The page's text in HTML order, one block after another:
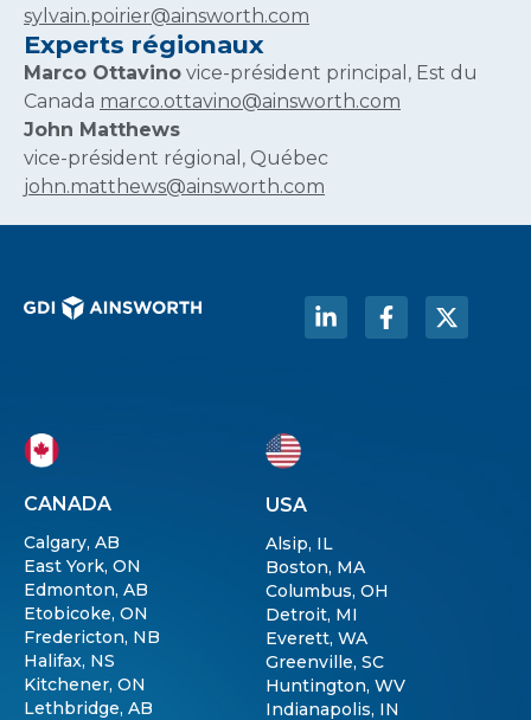
sylvain.poirier@ainsworth.com
Experts régionaux
Marco Ottavino vice-président principal, Est du
Canada marco.ottavino@ainsworth.com
John Matthews
vice-président régional, Québec
john.matthews@ainsworth.com
CANADA
Calgary, AB
East York, ON
Edmonton, AB
Etobicoke, ON
Fredericton, NB
Halifax, NS
Kitchener, ON
Lethbridge, AB
USA
Alsip, IL
Boston, MA
Columbus, OH
Detroit, MI
Everett, WA
Greenville, SC
Huntington, WV
Indianapolis, IN